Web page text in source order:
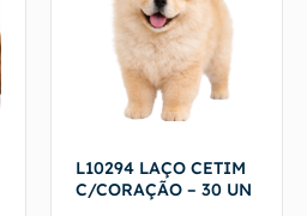
L10294 LAÇO CETIM
C/CORAÇÃO – 30 UN